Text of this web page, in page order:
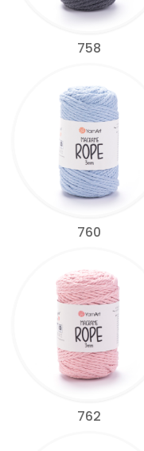
758
760
762